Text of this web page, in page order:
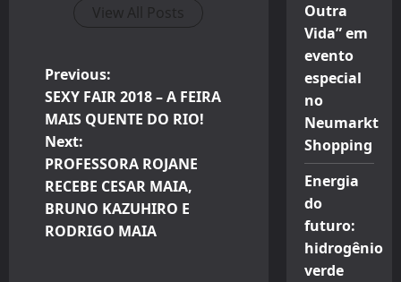
View All Posts
P
o
s
t
n
Previous:
SEXY FAIR 2018 – A FEIRA
MAIS QUENTE DO RIO!
Next:
PROFESSORA ROJANE
RECEBE CESAR MAIA,
BRUNO KAZUHIRO E
RODRIGO MAIA
Outra
Vida” em
evento
especial
no
Neumarkt
Shopping
Energia
do
futuro:
hidrogênio
verde